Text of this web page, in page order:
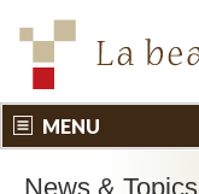
MENU
News & Topics